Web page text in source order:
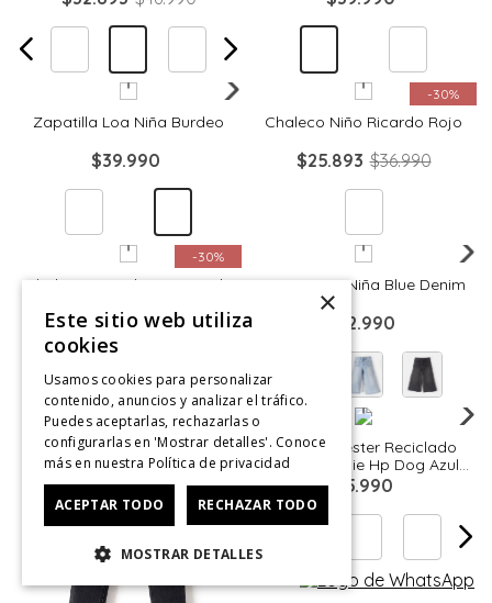
Quickview
Zapatilla Loa Niña Burdeo
$39.990
-30%
Quickview
Chaleco Niño Ricardo Rojo
$25.893 $36.990
-30%
Quickview
Chaleco Ricardo Niño Verde
$25 .893 $36.990
Quickview
Jeans Pipa Niña Blue Denim
32.990
Quickview
Gorro Poliéster Reciclado
Otros Beanie Hp Dog Azul
Hush Puppies
$ 15.990
×
Este sitio web utiliza
cookies
Usamos cookies para personalizar
contenido, anuncios y analizar el tráfico.
Puedes aceptarlas, rechazarlas o
configurarlas en 'Mostrar detalles'. Conoce
más en nuestra Política de privacidad
ACEPTAR TODO RECHAZAR TODO
MOSTRAR DETALLES